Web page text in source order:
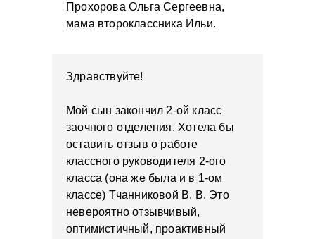
Прохорова Ольга Сергеевна,
мама второклассника Ильи.
Здравствуйте!
Мой сын закончил 2-ой класс
заочного отделения. Хотела бы
оставить отзыв о работе
классного руководителя 2-ого
класса (она же была и в 1-ом
классе) Тчанниковой В. В. Это
невероятно отзывчивый,
оптимистичный, проактивный